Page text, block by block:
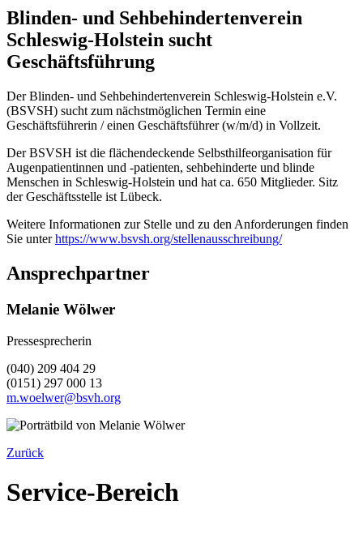
Blinden- und Sehbehindertenverein
Schleswig-Holstein sucht
Geschäftsführung
Der Blinden- und Sehbehindertenverein Schleswig-Holstein e.V.
(BSVSH) sucht zum nächstmöglichen Termin eine
Geschäftsführerin / einen Geschäftsführer (w/m/d) in Vollzeit.
Der BSVSH ist die flächendeckende Selbsthilfeorganisation für
Augenpatientinnen und -patienten, sehbehinderte und blinde
Menschen in Schleswig-Holstein und hat ca. 650 Mitglieder. Sitz
der Geschäftsstelle ist Lübeck.
Weitere Informationen zur Stelle und zu den Anforderungen finden
Sie unterhttps://www.bsvsh.org/stellenausschreibung/
Ansprechpartner
Melanie Wölwer
Pressesprecherin
(040) 209 404 29
(0151) 297 000 13
m.woelwer@bsvh.org
Zurück
Service-Bereich